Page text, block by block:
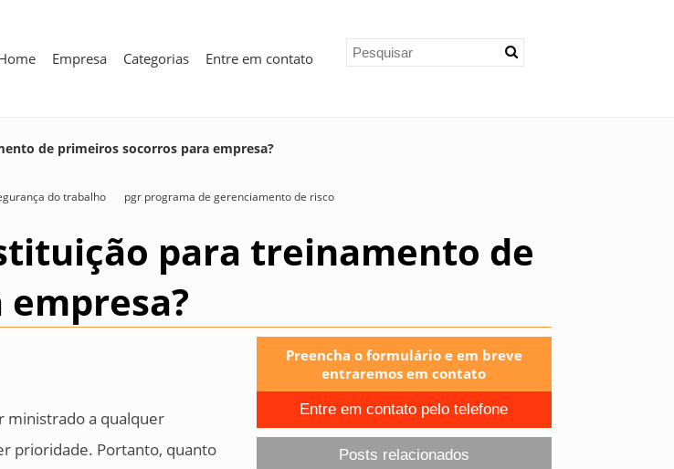
Empresa Categorias Entre em contato
de primeiros socorros para empresa?
do trabalho pgr programa de gerenciamento de risco
para treinamento de
ministrado a qualquer
prioridade. Portanto, quanto
Preencha o formulário e em breve
entraremos em contato
Entre em contato pelo telefone
Posts relacionados